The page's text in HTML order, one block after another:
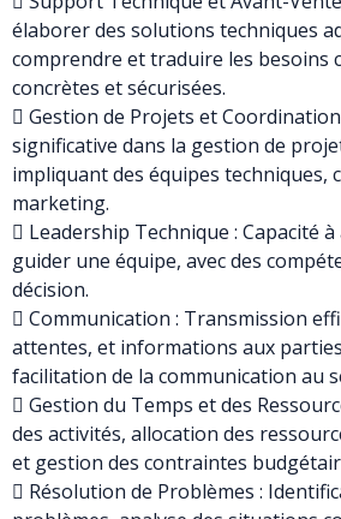
élaborer des solutions techniques
comprendre et traduire les besoins
concrètes et sécurisées.
 Gestion de Projets et
significative dans la gestion de
impliquant des équipes techniques,
marketing.
 Leadership Technique : Capacité
guider une équipe, avec des
décision.
 Communication : Transmission
attentes, et informations aux
facilitation de la communication au
 Gestion du Temps et des
des activités, allocation des
et gestion des contraintes
 Résolution de Problèmes :